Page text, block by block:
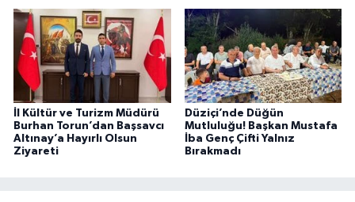
İl Kültür ve Turizm Müdürü
Burhan Torun’dan Başsavcı
Altınay’a Hayırlı Olsun
Ziyareti
Düziçi’nde Düğün
Mutluluğu! Başkan Mustafa
İba Genç Çifti Yalnız
Bırakmadı